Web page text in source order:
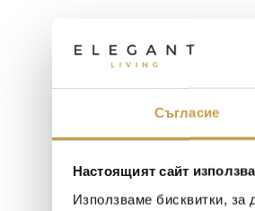
Съгласие
Настоящият сайт
Използваме бисквитки,
Георги Питов